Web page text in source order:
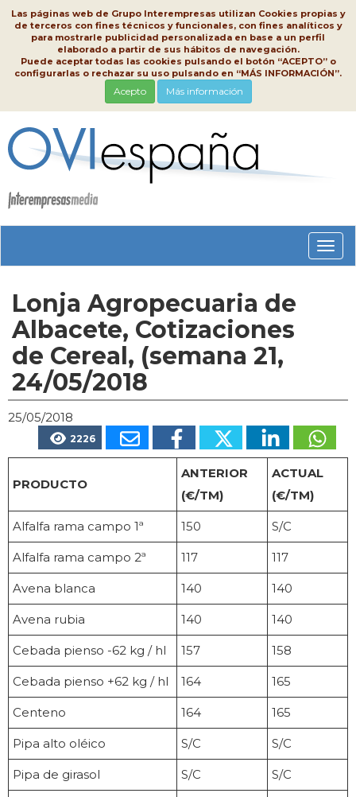
Las páginas web de Grupo Interempresas utilizan Cookies propias y
de terceros con fines técnicos y funcionales, con fines analíticos y
para mostrarle publicidad personalizada en base a un perfil
elaborado a partir de sus hábitos de navegación.
Puede aceptar todas las cookies pulsando el botón “ACEPTO” o
configurarlas o rechazar su uso pulsando en “MÁS INFORMACIÓN”.
Acepto Más información
Lonja Agropecuaria de
Albacete, Cotizaciones
de Cereal, (semana 21,
24/05/2018
25/05/2018
2226
PRODUCTO
ANTERIOR
(€/TM)
ACTUAL
(€/TM)
Alfalfa rama campo 1ª 150 S/C
Alfalfa rama campo 2ª 117 117
Avena blanca 140 140
Avena rubia 140 140
Cebada pienso -62 kg / hl 157 158
Cebada pienso +62 kg / hl 164 165
Centeno 164 165
Pipa alto oléico S/C S/C
Pipa de girasol S/C S/C